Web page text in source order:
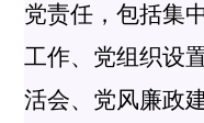
党责任，包括集
工作、党组织设
活会、党风廉政